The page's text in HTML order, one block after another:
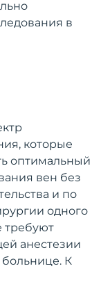
в
которые
оптимальный
вен без
и по
одного
требуют
анестезии
К